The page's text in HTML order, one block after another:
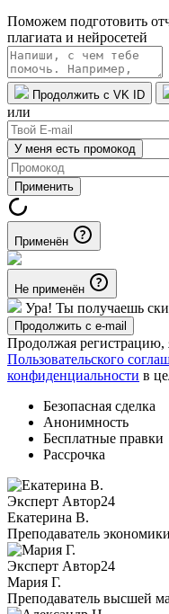
Поможем подготовить
плагиата и нейросетей
Продолжить с VK ID
или
У меня есть промокод
Применить
Применён
Не применён
Ура! Ты получаешь
Продолжить с e-mail
Продолжая
Пользовательского
конфиденциальности в
Безопасная сделка
Анонимность
Бесплатные правки
Рассрочка
Эксперт Автор24
Екатерина B.
Преподаватель экономики
Эксперт Автор24
Мария Г.
Преподаватель высшей